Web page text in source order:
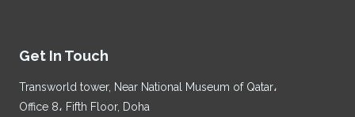
Get In Touch
Transworld tower, Near National Museum of Qatar،
Office 8، Fifth Floor, Doha